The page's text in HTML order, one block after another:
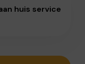
huis service